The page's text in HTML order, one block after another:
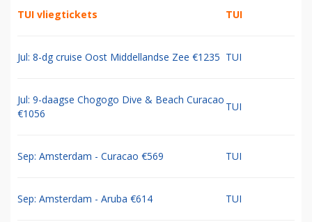
TUI vliegtickets TUI
Jul: 8-dg cruise Oost Middellandse Zee €1235 TUI
Jul: 9-daagse Chogogo Dive & Beach Curacao
€1056
TUI
Sep: Amsterdam - Curacao €569 TUI
Sep: Amsterdam - Aruba €614 TUI